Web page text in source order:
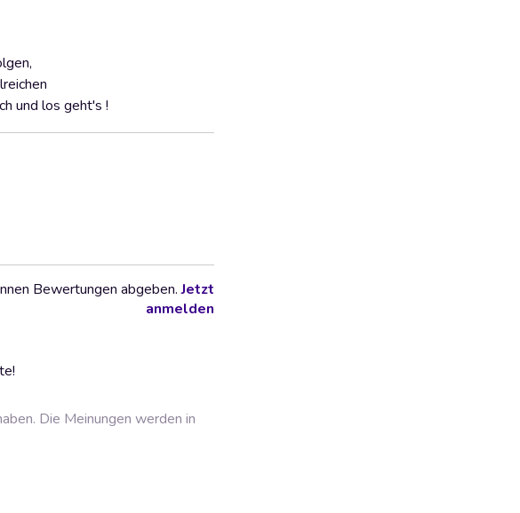
und los geht's !
Bewertungen abgeben.Jetzt
anmelden
Die Meinungen werden in